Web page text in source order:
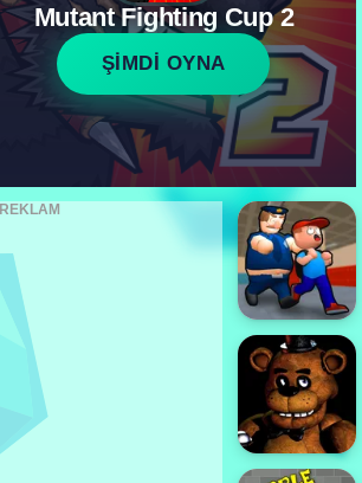
Mutant Fighting Cup 2
ŞİMDİ OYNA
REKLAM